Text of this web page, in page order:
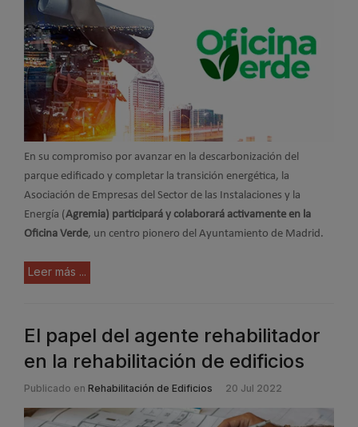
En su compromiso por avanzar en la descarbonización del
parque edificado y completar la transición energética, la
Asociación de Empresas del Sector de las Instalaciones y la
Energía (Agremia) participará y colaborará activamente en la
Oficina Verde, un centro pionero del Ayuntamiento de Madrid.
Leer más ...
El papel del agente rehabilitador
en la rehabilitación de edificios
Publicado en Rehabilitación de Edificios 20 Jul 2022